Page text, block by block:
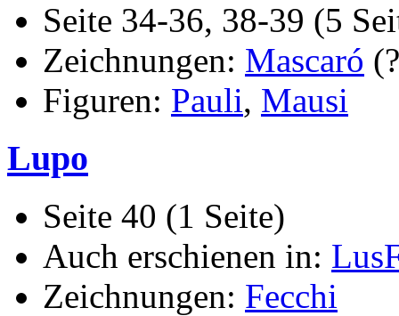
Seite 34-36, 38-39 (5
Zeichnungen: Mascaró
Figuren: Pauli, Mausi
Lupo
Seite 40 (1 Seite)
Auch erschienen in:
Zeichnungen: Fecchi